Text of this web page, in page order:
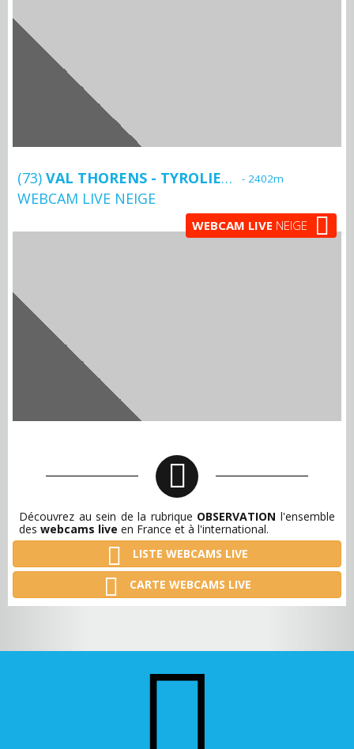
(73) VAL THORENS - TYROLIENNE LA BEE - 2402m
WEBCAM LIVE NEIGE
WEBCAM LIVE NEIGE
Découvrez au sein de la rubrique OBSERVATION l'ensemble
des webcams live en France et à l'international.
LISTE WEBCAMS LIVE
CARTE WEBCAMS LIVE